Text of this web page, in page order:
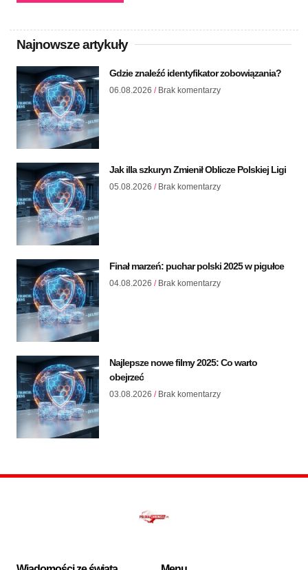
Najnowsze artykuły
Gdzie znaleźć identyfikator zobowiązania?
06.08.2026 Brak komentarzy
Jak illa szkuryn Zmienił Oblicze Polskiej Ligi
05.08.2026 Brak komentarzy
Finał marzeń: puchar polski 2025 w pigułce
04.08.2026 Brak komentarzy
Najlepsze nowe filmy 2025: Co warto
obejrzeć
03.08.2026 Brak komentarzy